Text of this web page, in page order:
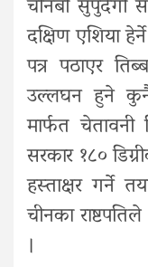
चीनबी सुपुर्दगी
दक्षिण एशिया
पत्र पठाएर
उल्लघन हुने कुनै
मार्फत
सरकार १८०
हस्ताक्षर गर्ने
चीनका
।